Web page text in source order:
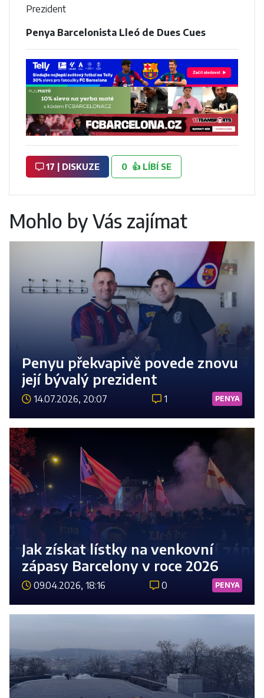
Prezident
Penya Barcelonista Lleó de Dues Cues
17 | DISKUZE 0 👍 LÍBÍ SE
Mohlo by Vás zajímat
Penyu překvapivě povede znovu
její bývalý prezident
14.07.2026, 20:07 1 PENYA
Jak získat lístky na venkovní
zápasy Barcelony v roce 2026
09.04.2026, 18:16 0 PENYA